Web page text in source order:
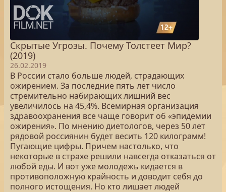
Скрытые Угрозы. Почему Толстеет Мир?
(2019)
26.02.2019
В России стало больше людей, страдающих
ожирением. За последние пять лет число
стремительно набирающих лишний вес
увеличилось на 45,4%. Всемирная организация
здравоохранения все чаще говорит об «эпидемии
ожирения». По мнению диетологов, через 50 лет
рядовой россиянин будет весить 120 килограмм!
Пугающие цифры. Причем настолько, что
некоторые в страхе решили навсегда отказаться от
любой еды. И вот уже молодежь кидается в
противоположную крайность и доводит себя до
полного истощения. Но кто лишает людей